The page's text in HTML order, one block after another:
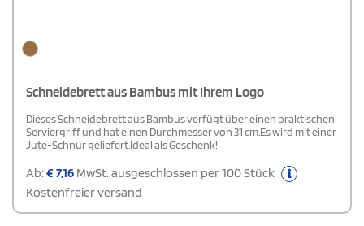
Schneidebrett aus Bambus mit Ihrem Logo
Dieses Schneidebrett aus Bambus verfügt über einen praktischen
Serviergriff und hat einen Durchmesser von 31 cm.Es wird mit einer
Jute-Schnur geliefert.Ideal als Geschenk!
Ab:€7,16 MwSt. ausgeschlossen per 100 Stück
Kostenfreier versand